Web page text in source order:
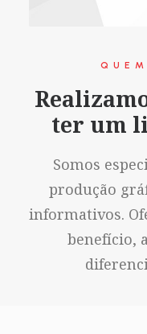
ter um
Somos
produção
informativos.
benefício,